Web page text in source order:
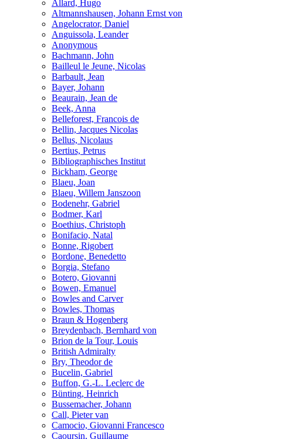
Allard, Hugo
Altmannshausen, Johann Ernst von
Angelocrator, Daniel
Anguissola, Leander
Anonymous
Bachmann, John
Bailleul le Jeune, Nicolas
Barbault, Jean
Bayer, Johann
Beaurain, Jean de
Beek, Anna
Belleforest, Francois de
Bellin, Jacques Nicolas
Bellus, Nicolaus
Bertius, Petrus
Bibliographisches Institut
Bickham, George
Blaeu, Joan
Blaeu, Willem Janszoon
Bodenehr, Gabriel
Bodmer, Karl
Boethius, Christoph
Bonifacio, Natal
Bonne, Rigobert
Bordone, Benedetto
Borgia, Stefano
Botero, Giovanni
Bowen, Emanuel
Bowles and Carver
Bowles, Thomas
Braun & Hogenberg
Breydenbach, Bernhard von
Brion de la Tour, Louis
British Admiralty
Bry, Theodor de
Bucelin, Gabriel
Buffon, G.-L. Leclerc de
Bünting, Heinrich
Bussemacher, Johann
Call, Pieter van
Camocio, Giovanni Francesco
Caoursin, Guillaume